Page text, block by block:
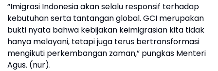
“Imigrasi Indonesia akan selalu responsif terhadap
kebutuhan serta tantangan global. GCI merupakan
bukti nyata bahwa kebijakan keimigrasian kita tidak
hanya melayani, tetapi juga terus bertransformasi
mengikuti perkembangan zaman,” pungkas Menteri
Agus. (nur).